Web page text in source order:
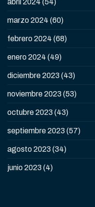
abril 2024 (54)
marzo 2024 (60)
febrero 2024 (68)
enero 2024 (49)
diciembre 2023 (43)
noviembre 2023 (53)
octubre 2023 (43)
septiembre 2023 (57)
agosto 2023 (34)
junio 2023 (4)